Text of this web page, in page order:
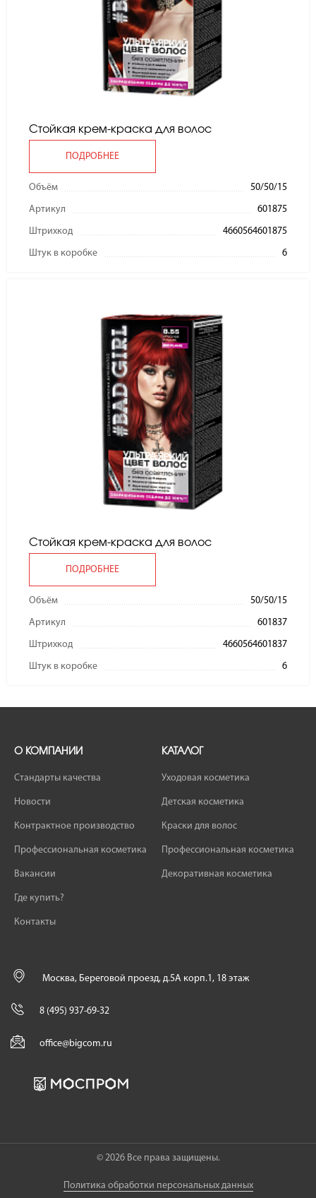
Стойкая крем-краска для волос
ПОДРОБНЕЕ
Объём 50/50/15
Артикул 601875
Штрихкод 4660564601875
Штук в коробке 6
Стойкая крем-краска для волос
ПОДРОБНЕЕ
Объём 50/50/15
Артикул 601837
Штрихкод 4660564601837
Штук в коробке 6
О КОМПАНИИ
Стандарты качества
Новости
Контрактное производство
Профессиональная косметика
Вакансии
Где купить?
Контакты
КАТАЛОГ
Уходовая косметика
Детская косметика
Краски для волос
Профессиональная косметика
Декоративная косметика
Москва, Береговой проезд, д.5А корп.1, 18 этаж
8 (495) 937-69-32
office@bigcom.ru
© 2026 Все права защищены.
Политика обработки персональных данных